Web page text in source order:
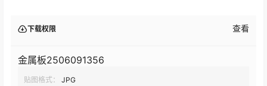
下载权限 查看
金属板2506091356
贴图格式：
JPG